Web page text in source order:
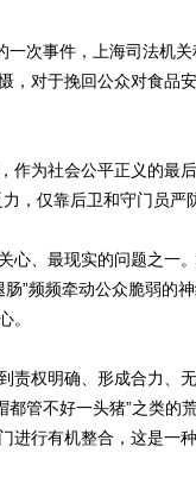
次事件，上海司法机关
，对于挽回公众对食品
为社会公平正义的最后
，仅靠后卫和守门员严
、最现实的问题之一
肠”频频牵动公众脆弱的
。
权明确、形成合力、
管不好一头猪”之类的
进行有机整合，这是一